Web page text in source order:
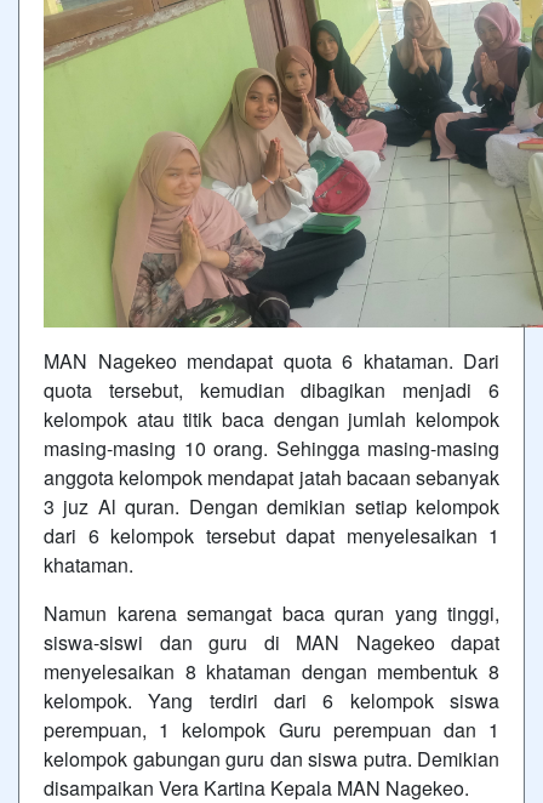
MAN Nagekeo mendapat quota 6 khataman. Dari
quota tersebut, kemudian dibagikan menjadi 6
kelompok atau titik baca dengan jumlah kelompok
masing-masing 10 orang. Sehingga masing-masing
anggota kelompok mendapat jatah bacaan sebanyak
3 juz Al quran. Dengan demikian setiap kelompok
dari 6 kelompok tersebut dapat menyelesaikan 1
khataman.
Namun karena semangat baca quran yang tinggi,
siswa-siswi dan guru di MAN Nagekeo dapat
menyelesaikan 8 khataman dengan membentuk 8
kelompok. Yang terdiri dari 6 kelompok siswa
perempuan, 1 kelompok Guru perempuan dan 1
kelompok gabungan guru dan siswa putra. Demikian
disampaikan Vera Kartina Kepala MAN Nagekeo.